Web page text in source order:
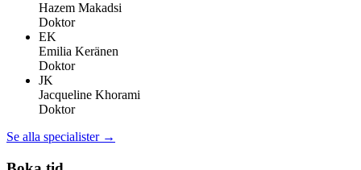
Hazem Makadsi
Doktor
EK
Emilia Keränen
Doktor
JK
Jacqueline Khorami
Doktor
Se alla specialister →